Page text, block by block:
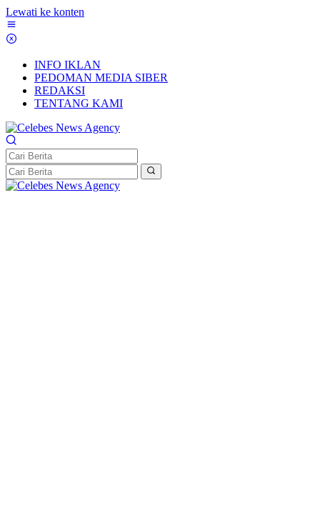
Lewati ke konten
INFO IKLAN
PEDOMAN MEDIA SIBER
REDAKSI
TENTANG KAMI